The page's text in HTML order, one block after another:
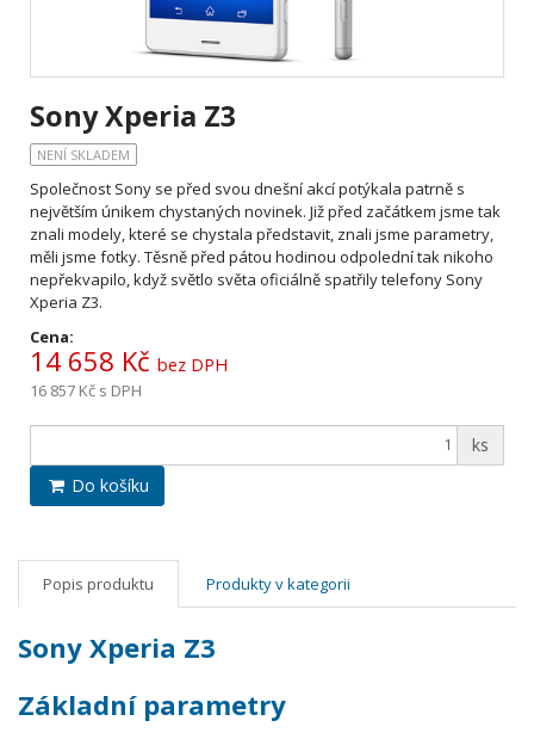
Sony Xperia Z3
NENÍ SKLADEM
Společnost Sony se před svou dnešní akcí potýkala patrně s
největším únikem chystaných novinek. Již před začátkem jsme tak
znali modely, které se chystala představit, znali jsme parametry,
měli jsme fotky. Těsně před pátou hodinou odpolední tak nikoho
nepřekvapilo, když světlo světa oficiálně spatřily telefony Sony
Xperia Z3.
Cena:
14 658 Kč bez DPH
16 857 Kč s DPH
ks
Do košíku
Popis produktu Produkty v kategorii
Sony Xperia Z3
Základní parametry